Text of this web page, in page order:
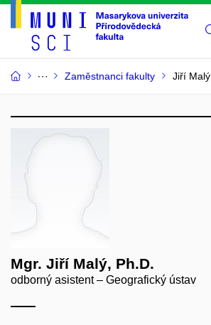
Zaměstnanci fakulty Jiří Malý
Mgr. Jiří Malý, Ph.D.
odborný asistent – Geografický ústav